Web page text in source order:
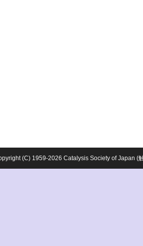
(C) 1959-2026 Catalysis Society of Japan (